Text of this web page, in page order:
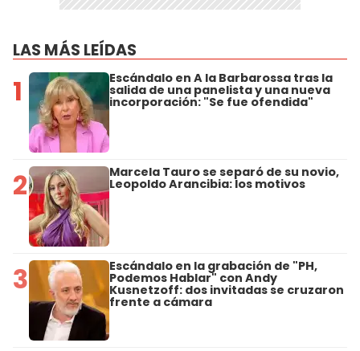
LAS MÁS LEÍDAS
1 Escándalo en A la Barbarossa tras la
salida de una panelista y una nueva
incorporación: "Se fue ofendida"
2 Marcela Tauro se separó de su novio,
Leopoldo Arancibia: los motivos
3 Escándalo en la grabación de "PH,
Podemos Hablar" con Andy
Kusnetzoff: dos invitadas se cruzaron
frente a cámara